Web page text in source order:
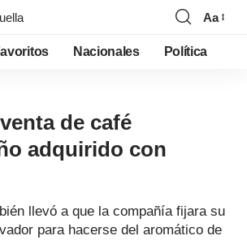
Aa
Nacionales Política
de café
adquirido con
llevó a que la compañía fijara su
para hacerse del aromático de